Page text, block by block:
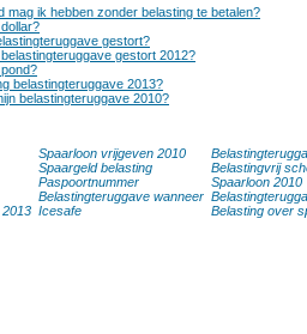
mag ik hebben zonder belasting te betalen?
gestort?
gestort 2012?
belastingteruggave 2013?
belastingteruggave 2010?
Spaarloon vrijgeven 2010
Spaargeld belasting
Belastingvrij
Paspoortnummer
Spaarloon 2010
Belastingteruggave wanneer
2013 Icesafe Belasting over